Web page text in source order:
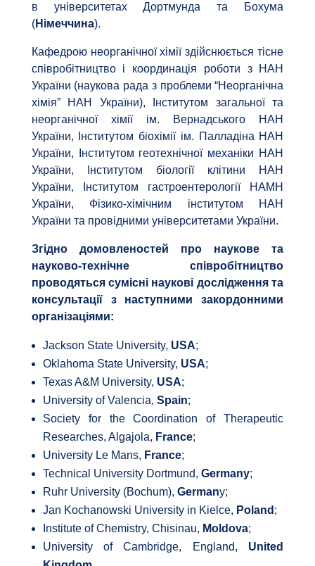
в університетах Дортмунда та Бохума
(Німеччина).
Кафедрою неорганічної хімії здійснюється тісне
співробітництво і координація роботи з НАН
України (наукова рада з проблеми “Неорганічна
хімія” НАН України), Інститутом загальної та
неорганічної хімії ім. Вернадського НАН
України, Інститутом біохімії ім. Палладіна НАН
України, Інститутом геотехнічної механіки НАН
України, Інститутом біології клітини НАН
України, Інститутом гастроентерології НАМН
України, Фізико-хімічним інститутом НАН
України та провідними університетами України.
Згідно домовленостей про наукове та
науково-технічне співробітництво
проводяться сумісні наукові дослідження та
консультації з наступними закордонними
організаціями:
Jackson State University, USA;
Oklahoma State University, USA;
Texas A&M University, USA;
University of Valencia, Spain;
Society for the Coordination of Therapeutic
Researches, Algajola, France;
University Le Mans, France;
Technical University Dortmund, Germany;
Ruhr University (Bochum), Germany;
Jan Kochanowski University in Kielce, Poland ;
Institute of Chemistry, Chisinau, Moldova;
University of Cambridge, England, United